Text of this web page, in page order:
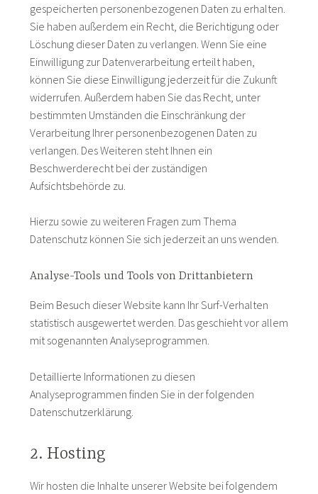
gespeicherten personenbezogenen Daten zu erhalten.
Sie haben außerdem ein Recht, die Berichtigung oder
Löschung dieser Daten zu verlangen. Wenn Sie eine
Einwilligung zur Datenverarbeitung erteilt haben,
können Sie diese Einwilligung jederzeit für die Zukunft
widerrufen. Außerdem haben Sie das Recht, unter
bestimmten Umständen die Einschränkung der
Verarbeitung Ihrer personenbezogenen Daten zu
verlangen. Des Weiteren steht Ihnen ein
Beschwerderecht bei der zuständigen
Aufsichtsbehörde zu.
Hierzu sowie zu weiteren Fragen zum Thema
Datenschutz können Sie sich jederzeit an uns wenden.
Analyse-Tools und Tools von Dritt­anbietern
Beim Besuch dieser Website kann Ihr Surf-Verhalten
statistisch ausgewertet werden. Das geschieht vor allem
mit sogenannten Analyseprogrammen.
Detaillierte Informationen zu diesen
Analyseprogrammen finden Sie in der folgenden
Datenschutzerklärung.
2. Hosting
Wir hosten die Inhalte unserer Website bei folgendem